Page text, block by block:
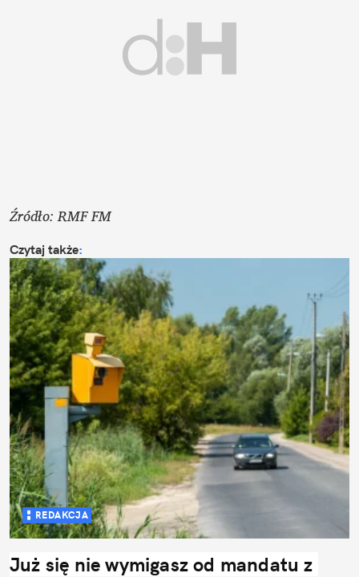
Źródło: RMF FM
Czytaj także:
REDAKCJA
Już się nie wymigasz od mandatu z